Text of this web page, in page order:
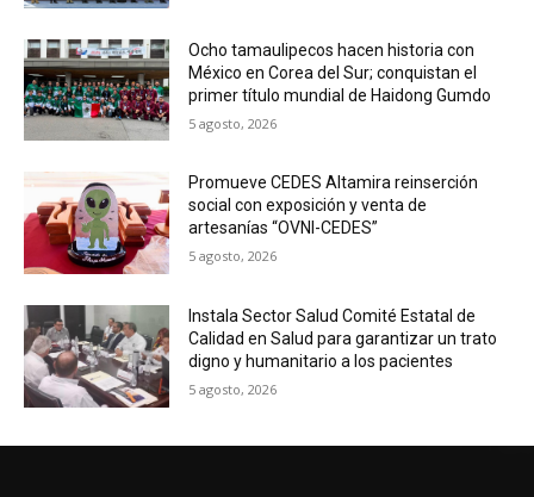
Ocho tamaulipecos hacen historia con
México en Corea del Sur; conquistan el
primer título mundial de Haidong Gumdo
5 agosto, 2026
Promueve CEDES Altamira reinserción
social con exposición y venta de
artesanías “OVNI-CEDES”
5 agosto, 2026
Instala Sector Salud Comité Estatal de
Calidad en Salud para garantizar un trato
digno y humanitario a los pacientes
5 agosto, 2026